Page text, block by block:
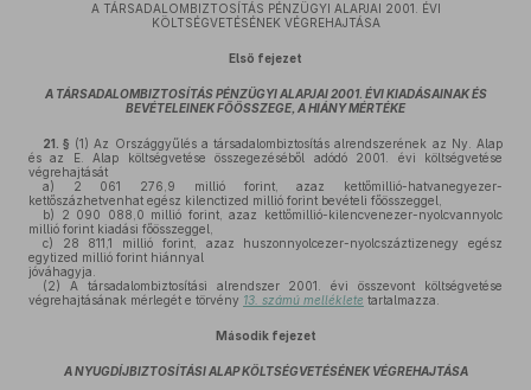
A TÁRSADALOMBIZTOSÍTÁS PÉNZÜGYI ALAPJAI 2001. ÉVI
KÖLTSÉGVETÉSÉNEK VÉGREHAJTÁSA
Első fejezet
A TÁRSADALOMBIZTOSÍTÁS PÉNZÜGYI ALAPJAI 2001. ÉVI KIADÁSAINAK ÉS
BEVÉTELEINEK FŐÖSSZEGE, A HIÁNY MÉRTÉKE
21. § (1) Az Országgyűlés a társadalombiztosítás alrendszerének az Ny. Alap
és az E. Alap költségvetése összegezéséből adódó 2001. évi költségvetése
végrehajtását
a) 2 061 276,9 millió forint, azaz kettőmillió-hatvanegyezer-
kettőszázhetvenhat egész kilenctized millió forint bevételi főösszeggel,
b) 2 090 088,0 millió forint, azaz kettőmillió-kilencvenezer-nyolcvannyolc
millió forint kiadási főösszeggel,
c) 28 811,1 millió forint, azaz huszonnyolcezer-nyolcszáztizenegy egész
egytized millió forint hiánnyal
jóváhagyja.
(2) A társadalombiztosítási alrendszer 2001. évi összevont költségvetése
végrehajtásának mérlegét e törvény 13. számú melléklete tartalmazza.
Második fejezet
A NYUGDÍJBIZTOSÍTÁSI ALAP KÖLTSÉGVETÉSÉNEK VÉGREHAJTÁSA